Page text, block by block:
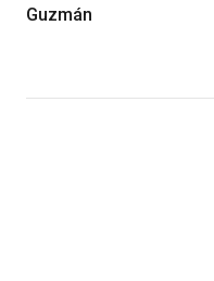
Guzmán